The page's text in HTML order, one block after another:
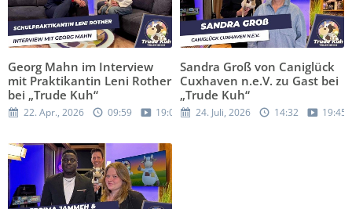
Georg Mahn im Interview
mit Praktikantin Leni Rother
bei „Trude Kuh“
22. Apr., 2026 09:59 19:05
Sandra Groß von Caniglück
Cuxhaven n.e.V. zu Gast bei
„Trude Kuh“
24. Juli, 2026 14:32 19:45